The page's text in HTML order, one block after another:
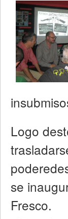
Logo
se
Fresco.